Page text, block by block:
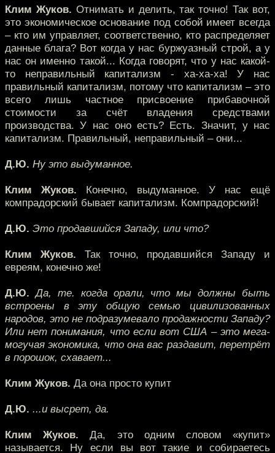
Клим Жуков. Отнимать и делить, так точно! Так вот,
это экономическое основание под собой имеет всегда
– кто им управляет, соответственно, кто распределяет
данные блага? Вот когда у нас буржуазный строй, а у
нас он именно такой... Когда говорят, что у нас какой-
то неправильный капитализм - ха-ха-ха! У нас
правильный капитализм, потому что капитализм – это
всего лишь частное присвоение прибавочной
стоимости за счёт владения средствами
производства. У нас оно есть? Есть. Значит, у нас
капитализм. Правильный, неправильный – они...
Д.Ю. Ну это выдуманное.
Клим Жуков. Конечно, выдуманное. У нас ещё
компрадорский бывает капитализм. Компрадорский!
Д.Ю. Это продавшийся Западу, или что?
Клим Жуков. Так точно, продавшийся Западу и
евреям, конечно же!
Д.Ю. Да, те. когда орали, что мы должны быть
встроены в эту общую семью цивилизованных
народов, это не подразумевало продажности Западу?
Или нет понимания, что если вот США – это мега-
могучая экономика, что она вас раздавит, перетрёт
в порошок, схавает...
Клим Жуков. Да она просто купит
Д.Ю. ...и высрет, да.
Клим Жуков. Да, это одним словом «купит»
называется. Ну если вы вот такие и собираетесь